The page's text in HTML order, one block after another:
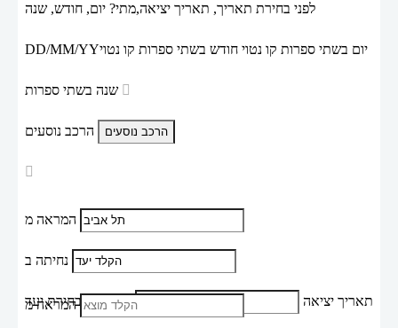
לפני בחירת תאריך, תאריך יציאה,מתי? יום, חודש, שנה
DD/MM/YYיום בשתי ספרות קו נטוי חודש בשתי ספרות קו נטוי
הרכב נוסעים
המראה מ
נחיתה ב
תאריך יציאה נא לוודא בחירת יעד
המראה מ